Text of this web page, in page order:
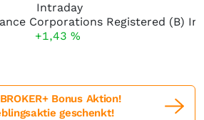
Intraday
+1,43 %
Bonus Aktion!
geschenkt!